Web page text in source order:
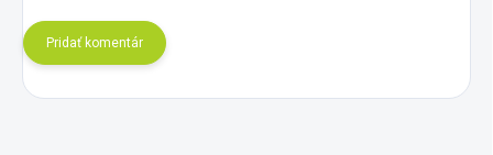
Pridať komentár